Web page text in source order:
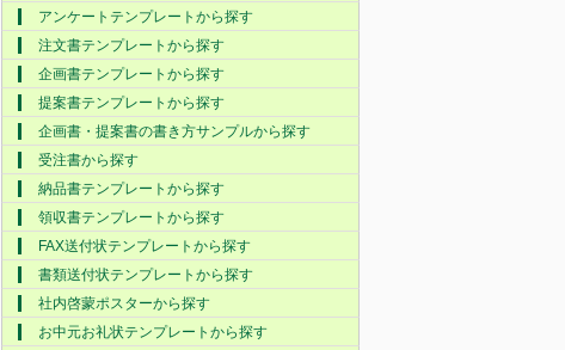
アンケートテンプレートから探す
注文書テンプレートから探す
企画書テンプレートから探す
提案書テンプレートから探す
企画書・提案書の書き方サンプルから探す
受注書から探す
納品書テンプレートから探す
領収書テンプレートから探す
FAX送付状テンプレートから探す
書類送付状テンプレートから探す
社内啓蒙ポスターから探す
お中元お礼状テンプレートから探す